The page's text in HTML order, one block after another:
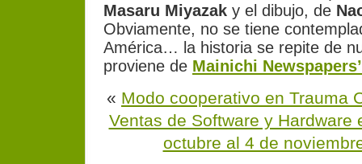
Masaru Miyazak y el dibujo, de
Obviamente, no se tiene
América… la historia se repite de
proviene de Mainichi
« Modo cooperativo en Trauma
Ventas de Software y Hardware
octubre al 4 de